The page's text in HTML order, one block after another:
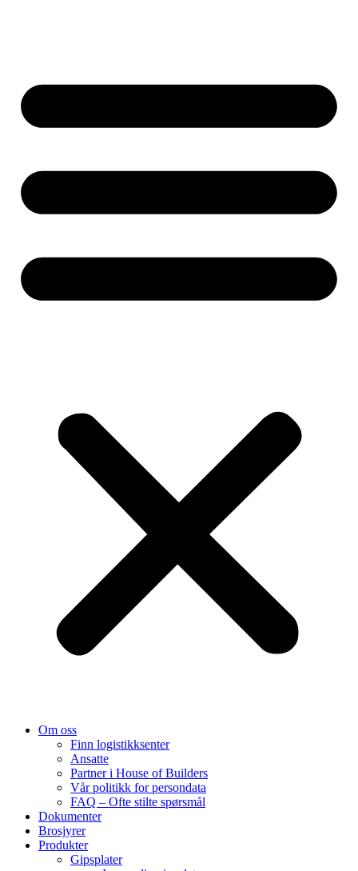
Om oss
Finn logistikksenter
Ansatte
Partner i House of Builders
Vår politikk for persondata
FAQ – Ofte stilte spørsmål
Dokumenter
Brosjyrer
Produkter
Gipsplater